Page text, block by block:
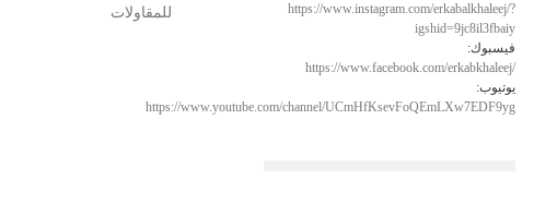
https://www.instagram.com/erkabalkhaleej/?
igshid=9jc8il3fbaiy
فيسبوك:
https://www.facebook.com/erkabkhaleej/
يوتيوب:
https://www.youtube.com/channel/UCmHfKsevFoQEmLXw7EDF9yg
للمقاولات